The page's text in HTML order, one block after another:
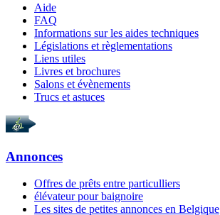
Aide
FAQ
Informations sur les aides techniques
Législations et règlementations
Liens utiles
Livres et brochures
Salons et évènements
Trucs et astuces
Annonces
Offres de prêts entre particulliers
élévateur pour baignoire
Les sites de petites annonces en Belgique